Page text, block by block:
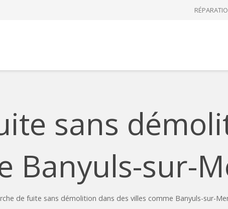
sans
Banyuls-sur-
de fuite sans démolition dans des villes comme Banyuls-sur-